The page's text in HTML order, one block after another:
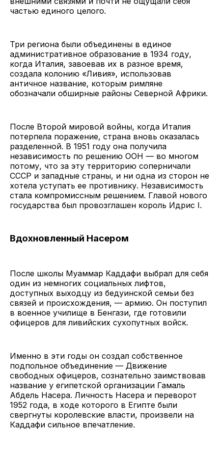
частью единого целого.
Три региона были объединены в единое
административное образование в 1934 году,
когда Италия, завоевав их в разное время,
создала колонию «Ливия», использовав
античное название, которым римляне
обозначали обширные районы Северной Африки.
После Второй мировой войны, когда Италия
потерпела поражение, страна вновь оказалась
разделенной. В 1951 году она получила
независимость по решению ООН — во многом
потому, что за эту территорию соперничали
СССР и западные страны, и ни одна из сторон не
хотела уступать ее противнику. Независимость
стала компромиссным решением. Главой нового
государства был провозглашен король Идрис I.
Вдохновленный Насером
После школы Муаммар Каддафи выбрал для себя
один из немногих социальных лифтов,
доступных выходцу из бедуинской семьи без
связей и происхождения, — армию. Он поступил
в военное училище в Бенгази, где готовили
офицеров для ливийских сухопутных войск.
Именно в эти годы он создал собственное
подпольное объединение — Движение
свободных офицеров, сознательно заимствовав
название у египетской организации Гамаль
Абдель Насера. Личность Насера и переворот
1952 года, в ходе которого в Египте были
свергнуты королевские власти, произвели на
Каддафи сильное впечатление.